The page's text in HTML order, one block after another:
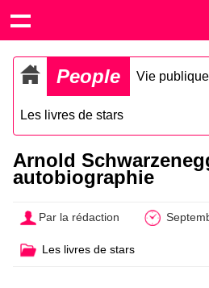
People Vie
Les livres de stars
Arnold
autobiographie
Par la rédaction
Les livres de stars